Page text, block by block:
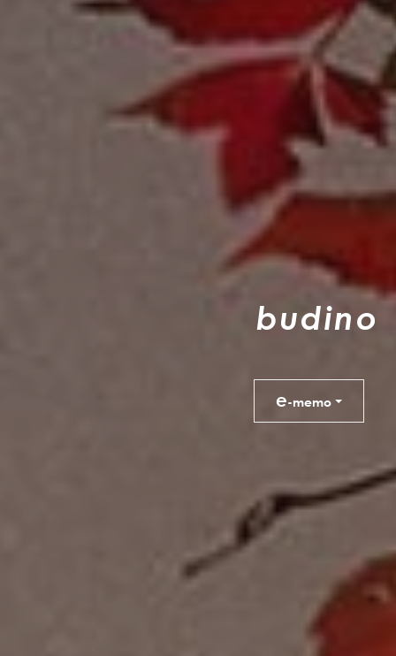
budino
e-memo